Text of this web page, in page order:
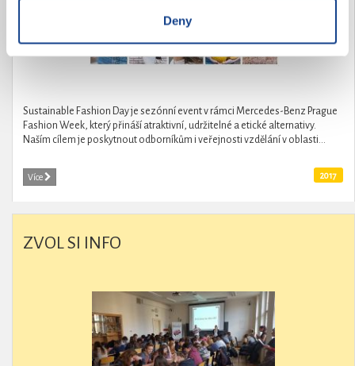
Deny
Sustainable Fashion Day je sezónní event v rámci Mercedes-Benz Prague
Fashion Week, který přináší atraktivní, udržitelné a etické alternativy.
Naším cílem je poskytnout odborníkům i veřejnosti vzdělání v oblasti...
Více 2017
ZVOL SI INFO